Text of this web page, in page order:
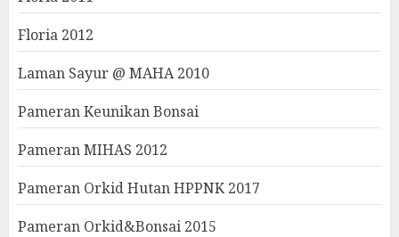
Floria 2012
Laman Sayur @ MAHA 2010
Pameran Keunikan Bonsai
Pameran MIHAS 2012
Pameran Orkid Hutan HPPNK 2017
Pameran Orkid&Bonsai 2015